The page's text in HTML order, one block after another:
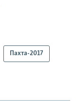
Пахта-2017